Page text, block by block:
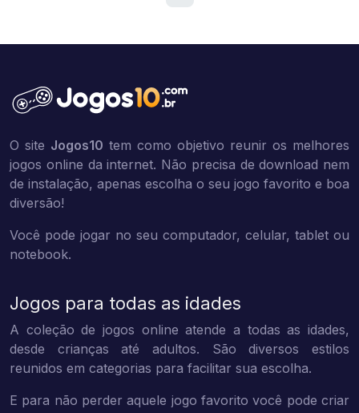
O site Jogos10 tem como objetivo reunir os melhores
jogos online da internet. Não precisa de download nem
de instalação, apenas escolha o seu jogo favorito e boa
diversão!
Você pode jogar no seu computador, celular, tablet ou
notebook.
Jogos para todas as idades
A coleção de jogos online atende a todas as idades,
desde crianças até adultos. São diversos estilos
reunidos em categorias para facilitar sua escolha.
E para não perder aquele jogo favorito você pode criar